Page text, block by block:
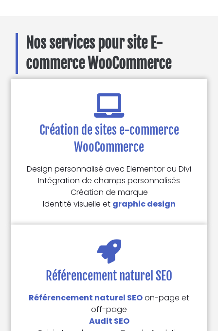
Nos services pour site E-
commerce WooCommerce
Création de sites e-commerce
WooCommerce
Design personnalisé avec Elementor ou Divi
Intégration de champs personnalisés
Création de marque
Identité visuelle et graphic design
Référencement naturel SEO
Référencement naturel SEOon-page et
off-page
Audit SEO